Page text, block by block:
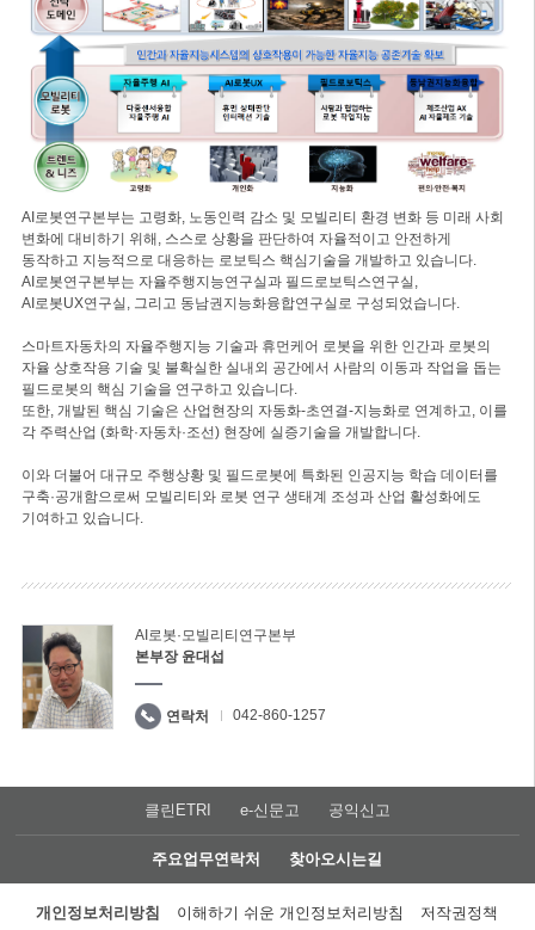
AI로봇연구본부는 고령화, 노동인력 감소 및 모빌리티 환경 변화 등 미래 사회
변화에 대비하기 위해, 스스로 상황을 판단하여 자율적이고 안전하게
동작하고 지능적으로 대응하는 로보틱스 핵심기술을 개발하고 있습니다.
AI로봇연구본부는 자율주행지능연구실과 필드로보틱스연구실,
AI로봇UX연구실, 그리고 동남권지능화융합연구실로 구성되었습니다.
스마트자동차의 자율주행지능 기술과 휴먼케어 로봇을 위한 인간과 로봇의
자율 상호작용 기술 및 불확실한 실내외 공간에서 사람의 이동과 작업을 돕는
필드로봇의 핵심 기술을 연구하고 있습니다.
또한, 개발된 핵심 기술은 산업현장의 자동화-초연결-지능화로 연계하고, 이를
각 주력산업 (화학·자동차·조선) 현장에 실증기술을 개발합니다.
이와 더불어 대규모 주행상황 및 필드로봇에 특화된 인공지능 학습 데이터를
구축·공개함으로써 모빌리티와 로봇 연구 생태계 조성과 산업 활성화에도
기여하고 있습니다.
AI로봇·모빌리티연구본부
본부장 윤대섭
연락처 042-860-1257
클린ETRI e-신문고 공익신고
주요업무연락처 찾아오시는길
개인정보처리방침 이해하기 쉬운 개인정보처리방침 저작권정책